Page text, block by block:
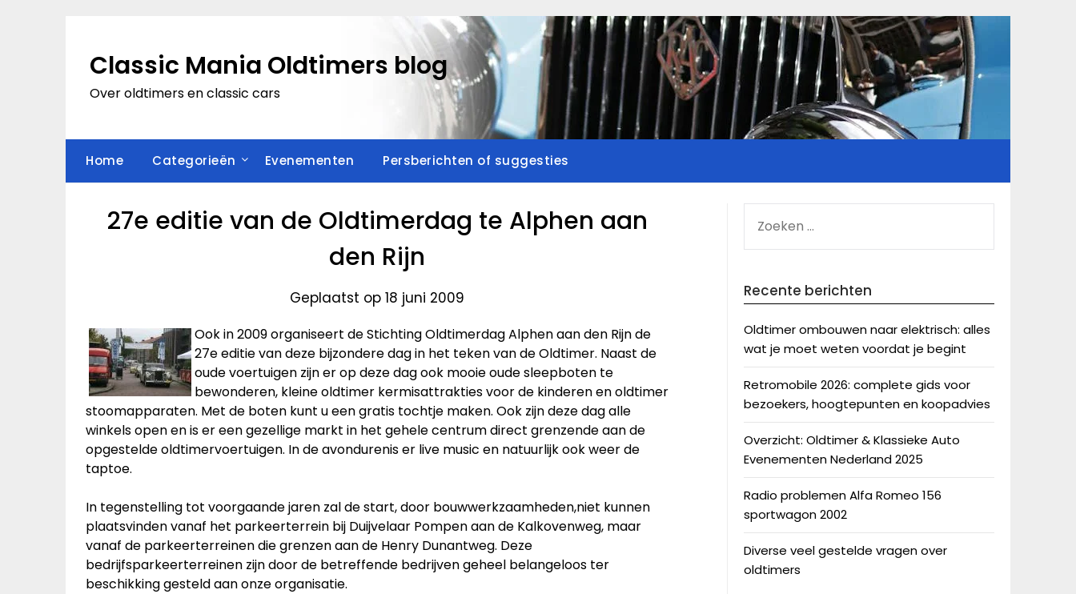
Classic Mania Oldtimers blog
Over oldtimers en classic cars
Home Categorieën Evenementen Persberichten of suggesties
27e editie van de Oldtimerdag te Alphen aan
den Rijn
Geplaatst op 18 juni 2009
Ook in 2009 organiseert de Stichting Oldtimerdag Alphen aan den Rijn de
27e editie van deze bijzondere dag in het teken van de Oldtimer. Naast de
oude voertuigen zijn er op deze dag ook mooie oude sleepboten te
bewonderen, kleine oldtimer kermisattrakties voor de kinderen en oldtimer
stoomapparaten. Met de boten kunt u een gratis tochtje maken. Ook zijn deze dag alle
winkels open en is er een gezellige markt in het gehele centrum direct grenzende aan de
opgestelde oldtimervoertuigen. In de avondurenis er live music en natuurlijk ook weer de
taptoe.
In tegenstelling tot voorgaande jaren zal de start, door bouwwerkzaamheden,niet kunnen
plaatsvinden vanaf het parkeerterrein bij Duijvelaar Pompen aan de Kalkovenweg, maar
vanaf de parkeerterreinen die grenzen aan de Henry Dunantweg. Deze
bedrijfsparkeerterreinen zijn door de betreffende bedrijven geheel belangeloos ter
beschikking gesteld aan onze organisatie.
NAAR:
Recente berichten
Oldtimer ombouwen naar elektrisch: alles
wat je moet weten voordat je begint
Retromobile 2026: complete gids voor
bezoekers, hoogtepunten en koopadvies
Overzicht: Oldtimer & Klassieke Auto
Evenementen Nederland 2025
Radio problemen Alfa Romeo 156
sportwagon 2002
Diverse veel gestelde vragen over
oldtimers